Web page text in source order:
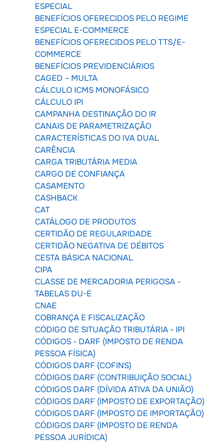
ESPECIAL
BENEFÍCIOS OFERECIDOS PELO REGIME
ESPECIAL E-COMMERCE
BENEFÍCIOS OFERECIDOS PELO TTS/E-
COMMERCE
BENEFÍCIOS PREVIDENCIÁRIOS
CAGED – MULTA
CÁLCULO ICMS MONOFÁSICO
CÁLCULO IPI
CAMPANHA DESTINAÇÃO DO IR
CANAIS DE PARAMETRIZAÇÃO
CARACTERÍSTICAS DO IVA DUAL
CARÊNCIA
CARGA TRIBUTÁRIA MEDIA
CARGO DE CONFIANÇA
CASAMENTO
CASHBACK
CAT
CATÁLOGO DE PRODUTOS
CERTIDÃO DE REGULARIDADE
CERTIDÃO NEGATIVA DE DÉBITOS
CESTA BÁSICA NACIONAL
CIPA
CLASSE DE MERCADORIA PERIGOSA -
TABELAS DU-E
CNAE
COBRANÇA E FISCALIZAÇÃO
CÓDIGO DE SITUAÇÃO TRIBUTÁRIA - IPI
CÓDIGOS - DARF (IMPOSTO DE RENDA
PESSOA FÍSICA)
CÓDIGOS DARF (COFINS)
CÓDIGOS DARF (CONTRIBUIÇÃO SOCIAL)
CÓDIGOS DARF (DÍVIDA ATIVA DA UNIÃO)
CÓDIGOS DARF (IMPOSTO DE EXPORTAÇÃO)
CÓDIGOS DARF (IMPOSTO DE IMPORTAÇÃO)
CÓDIGOS DARF (IMPOSTO DE RENDA
PESSOA JURÍDICA)